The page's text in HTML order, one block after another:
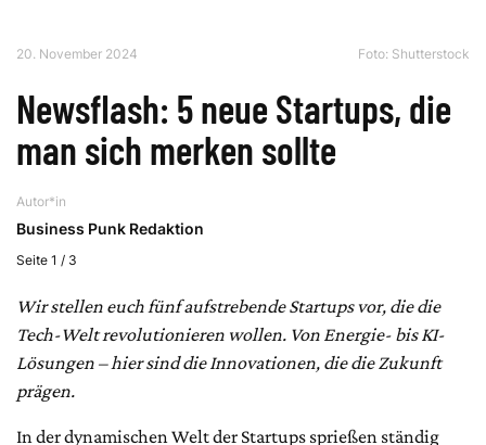
20. November 2024 Foto: Shutterstock
Newsflash: 5 neue Startups, die
man sich merken sollte
Autor*in
Business Punk Redaktion
Seite 1 / 3
Wir stellen euch fünf aufstrebende Startups vor, die die
Tech-Welt revolutionieren wollen. Von Energie- bis KI-
Lösungen – hier sind die Innovationen, die die Zukunft
prägen.
In der dynamischen Welt der Startups sprießen ständig